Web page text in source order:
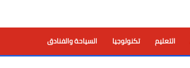
التعليم تكنولوجيا السياحة والفنادق